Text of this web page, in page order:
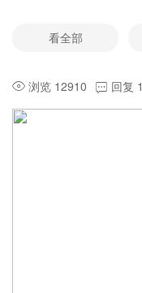
看全部
浏览 12910 回复 1